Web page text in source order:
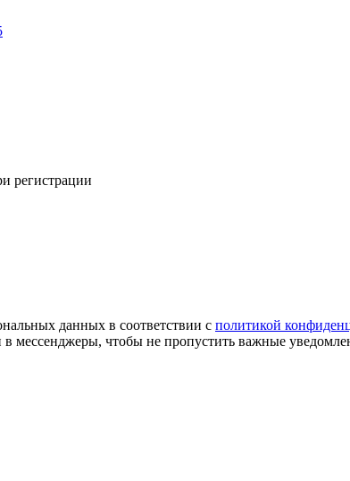
регистрации
данных в соответствии с политикой
в мессенджеры, чтобы не пропустить важные